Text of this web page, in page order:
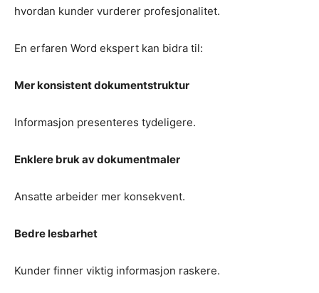
hvordan kunder vurderer profesjonalitet.
En erfaren Word ekspert kan bidra til:
Mer konsistent dokumentstruktur
Informasjon presenteres tydeligere.
Enklere bruk av dokumentmaler
Ansatte arbeider mer konsekvent.
Bedre lesbarhet
Kunder finner viktig informasjon raskere.